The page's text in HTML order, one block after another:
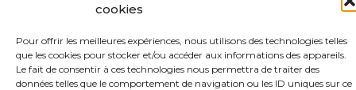
cookies
Pour offrir les meilleures expériences, nous utilisons des technologies telles
que les cookies pour stocker et/ou accéder aux informations des appareils.
Le fait de consentir à ces technologies nous permettra de traiter des
données telles que le comportement de navigation ou les ID uniques sur ce